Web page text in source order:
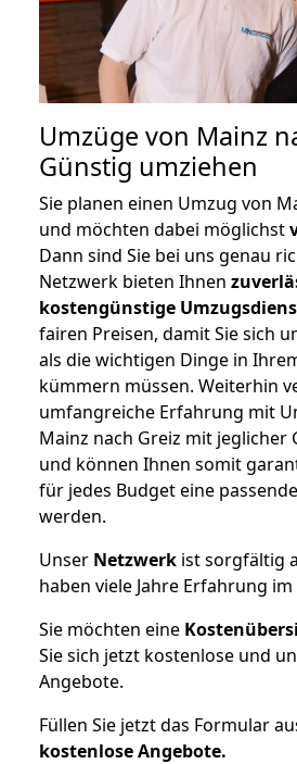
Umzüge von Mainz
Günstig umziehen
Sie planen einen Umzug von
und möchten dabei möglichst
Dann sind Sie bei uns genau
Netzwerk bieten Ihnen
kostengünstige
fairen Preisen, damit Sie sich
als die wichtigen Dinge in
kümmern müssen. Weiterhin
umfangreiche Erfahrung mit
Mainz nach Greiz mit
und können Ihnen somit
für jedes Budget eine
werden.
Unser Netzwerk ist sorgfältig
haben viele Jahre Erfahrung
Sie möchten eine
Sie sich jetzt kostenlose und
Angebote.
Füllen Sie jetzt das Formular
kostenloseAngebote.